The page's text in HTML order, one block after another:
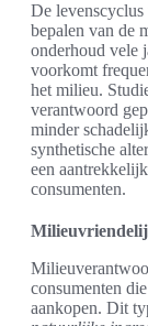
De
bepalen van de
onderhoud vele
voorkomt
het milieu.
verantwoord
minder
synthetische
een
consumenten.
consumenten
aankopen. Dit